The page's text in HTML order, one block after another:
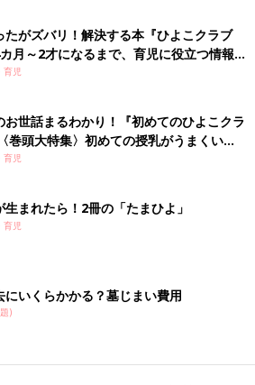
たがズバリ！解決する本『ひよこクラブ
月～2才になるまで、育児に役立つ情報が
育児
お世話まるわかり！『初めてのひよこクラ
巻頭大特集〉初めての授乳がうまくい
い・ミルクの基本と夏のトラブル 解決テ
育児
まれたら！2冊の「たまひよ」
育児
にいくらかかる？墓じまい費用
)